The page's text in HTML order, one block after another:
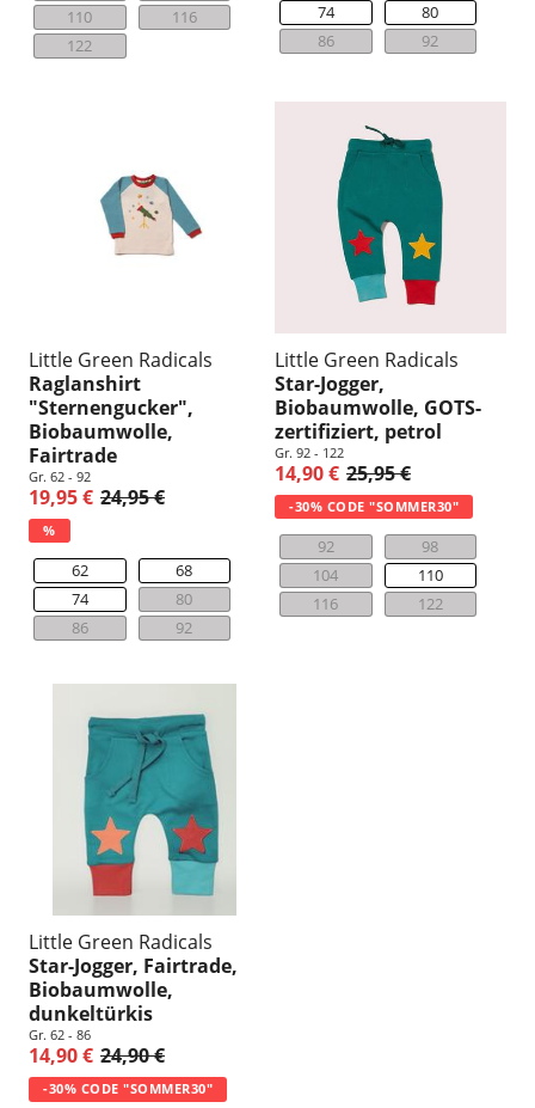
110
116
122
74
80
86
92
Little Green Radicals
Raglanshirt
"Sternengucker",
Biobaumwolle,
Fairtrade
Gr. 62 - 92
19,95 € 24,95 €
%
62
68
74
80
86
92
Little Green Radicals
Star-Jogger,
Biobaumwolle, GOTS-
zertifiziert, petrol
Gr. 92 - 122
14,90 € 25,95 €
-30% CODE "SOMMER30"
92
98
104
110
116
122
Little Green Radicals
Star-Jogger, Fairtrade,
Biobaumwolle,
dunkeltürkis
Gr. 62 - 86
14,90 € 24,90 €
-30% CODE "SOMMER30"